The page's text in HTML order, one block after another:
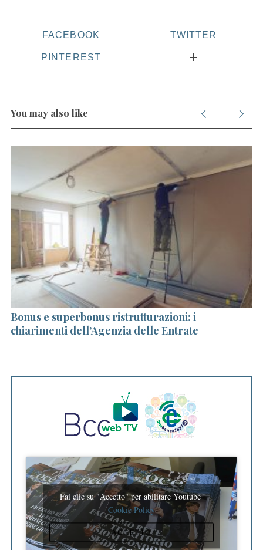
FACEBOOK TWITTER
PINTEREST
You may also like
Bonus e superbonus ristrutturazioni: i
chiarimenti dell’Agenzia delle Entrate
Fai clic su "Accetto" per abilitare Youtube
Cookie Policy
ACCETTO
S
e
o
r